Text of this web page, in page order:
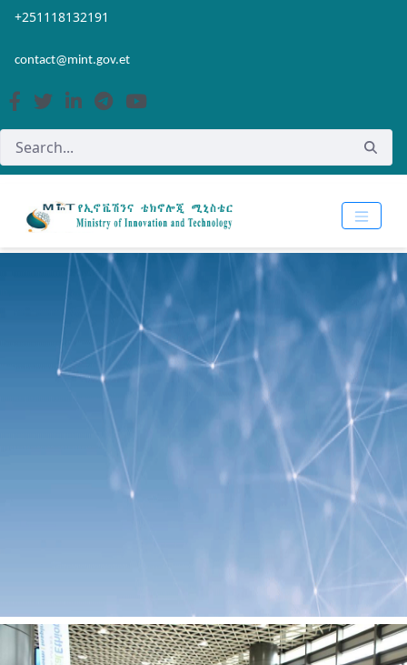
Skip to Main Content
Open Accessibility Menu
+251118132191
contact@mint.gov.et